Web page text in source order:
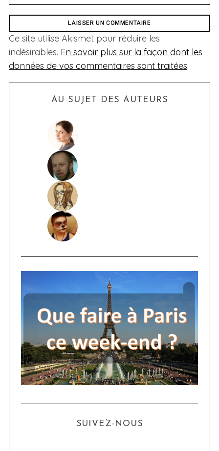
Ce site utilise Akismet pour réduire les
indésirables. En savoir plus sur la façon dont les
données de vos commentaires sont traitées.
AU SUJET DES AUTEURS
SUIVEZ-NOUS